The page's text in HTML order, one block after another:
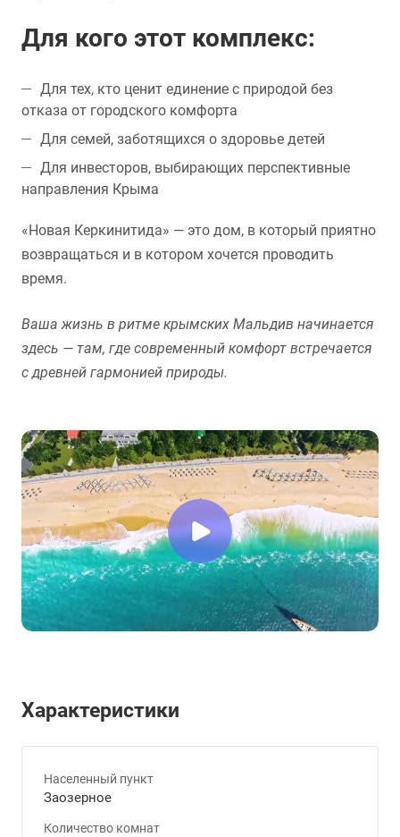
Для кого этот комплекс:
Для тех, кто ценит единение с природой без
отказа от городского комфорта
Для семей, заботящихся о здоровье детей
Для инвесторов, выбирающих перспективные
направления Крыма
«Новая Керкинитида» — это дом, в который приятно
возвращаться и в котором хочется проводить
время.
Ваша жизнь в ритме крымских Мальдив начинается
здесь — там, где современный комфорт встречается
с древней гармонией природы.
Характеристики
Населенный пункт
Заозерное
Количество комнат